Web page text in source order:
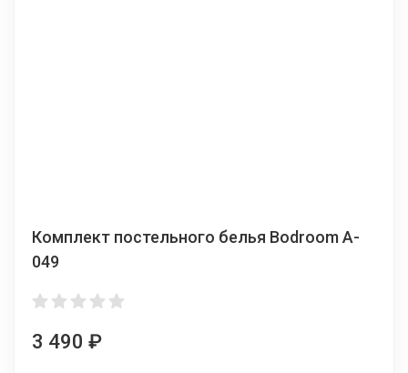
Комплект постельного белья Bodroom A-
049
3 490 ₽